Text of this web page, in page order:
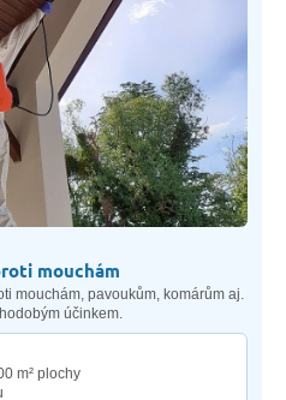
mouchám
mouchám, pavoukům, komárům aj.
účinkem.
m² plochy